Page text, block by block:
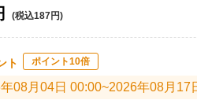
(税込187円)
ト ポイント10倍
08月04日 00:00~2026年08月17